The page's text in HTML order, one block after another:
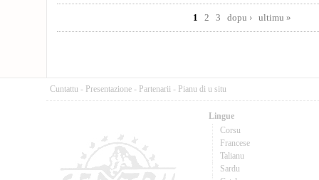
1
2 3 dopu › ultimu »
Cuntattu - Presentazione - Partenarii - Pianu di u situ
Lingue
Corsu
Francese
Talianu
Sardu